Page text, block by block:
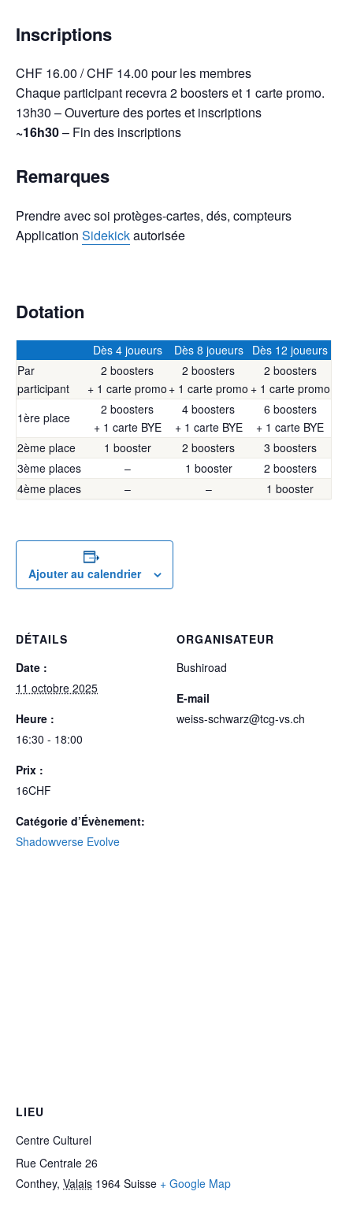
Inscriptions
CHF 16.00 / CHF 14.00 pour les membres
Chaque participant recevra 2 boosters et 1 carte promo.
13h30 – Ouverture des portes et inscriptions
~16h30– Fin des inscriptions
Remarques
Prendre avec soi protèges-cartes, dés, compteurs
Application Sidekickautorisée
Dotation
Dès 4 joueurs Dès 8 joueurs
Dès 12 joueurs
Par
participant
2 boosters
+ 1 carte promo
2 boosters
+ 1 carte promo
2 boosters
+ 1 carte promo
1ère place
2 boosters
+ 1 carte BYE
4 boosters
+ 1 carte BYE
6 boosters
+ 1 carte BYE
2ème place
1 booster 2 boosters
3 boosters
3ème places
– 1 booster
2 boosters
4ème places
– – 1 booster
Ajouter au calendrier
DÉTAILS
Date :
11 octobre 2025
Heure :
16:30 - 18:00
Prix :
16CHF
Catégorie d’Évènement:
Shadowverse Evolve
ORGANISATEUR
Bushiroad
E-mail
weiss-schwarz@tcg-vs.ch
LIEU
Centre Culturel
Rue Centrale 26
Conthey, Valais 1964 Suisse + Google Map